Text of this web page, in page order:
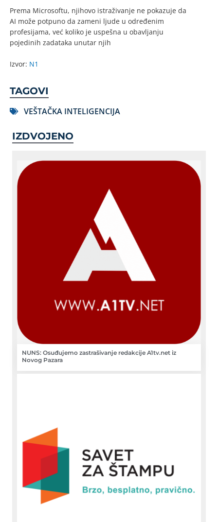
Prema Microsoftu, njihovo istraživanje ne pokazuje da
AI može potpuno da zameni ljude u određenim
profesijama, već koliko je uspešna u obavljanju
pojedinih zadataka unutar njih
Izvor: N1
TAGOVI
VEŠTAČKA INTELIGENCIJA
IZDVOJENO
NUNS: Osuđujemo zastrašivanje redakcije A1tv.net iz
Novog Pazara